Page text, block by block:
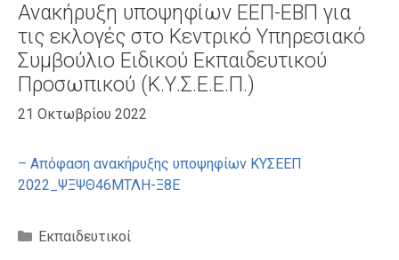
Ανακήρυξη υποψηφίων ΕΕΠ-ΕΒΠ για
τις εκλογές στο Κεντρικό Υπηρεσιακό
Συμβούλιο Ειδικού Εκπαιδευτικού
Προσωπικού (Κ.Υ.Σ.Ε.Ε.Π.)
21 Οκτωβρίου 2022
– Απόφαση ανακήρυξης υποψηφίων ΚΥΣΕΕΠ
2022_ΨΞΨΘ46ΜΤΛΗ-Ξ8Ε
Κατηγορίες
Εκπαιδευτικοί